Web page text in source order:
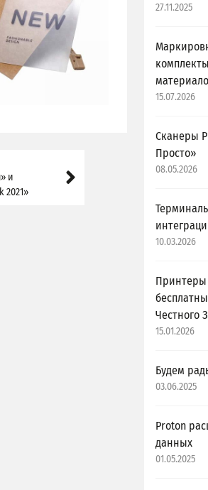
и
2021»
27.11.2025
15.07.2026
Сканеры
Просто»
08.05.2026
10.03.2026
Принтеры
Честного
15.01.2026
Будем
03.06.2025
Proton
данных
01.05.2025